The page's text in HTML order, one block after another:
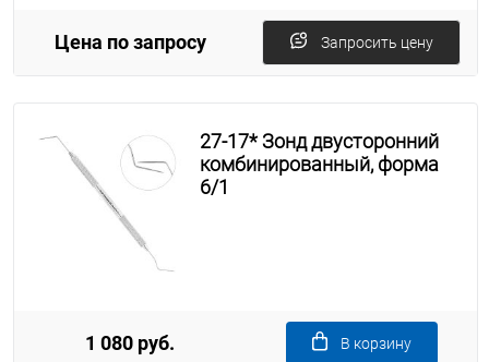
Цена по запросу Запросить цену
27-17* Зонд двусторонний
комбинированный, форма
6/1
1 080 руб. В корзину